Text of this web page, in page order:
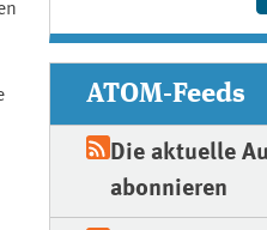
ATOM-Feeds
Die aktuelle
abonnieren